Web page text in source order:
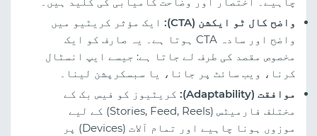
واضح کال ٹو ایکشن (CTA):
ایک مؤثر کریٹیو میں
واضح اور سادہ CTA ہوتا ہے۔ یہ صارف کو ایک
مخصوص مقصد کی طرف لے جاتا ہے: جیسے ایپ انسٹال
کرنا، ویب سائٹ پر جانا، یا سبسکرپشن لینا۔
موافقت (Adaptability):
کریٹیوز کو فیس بک کے
مختلف فارمیٹس (Stories, Feed, Reels) کے لیے
موزوں ہونا چاہیے اور تمام آلات (Devices) پر